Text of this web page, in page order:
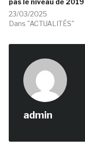
pas le niveau de 2019
23/03/2025
Dans "ACTUALITÉS"
admin